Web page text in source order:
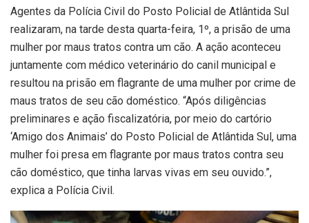
Agentes da Polícia Civil do Posto Policial de Atlântida Sul
realizaram, na tarde desta quarta-feira, 1º, a prisão de uma
mulher por maus tratos contra um cão. A ação aconteceu
juntamente com médico veterinário do canil municipal e
resultou na prisão em flagrante de uma mulher por crime de
maus tratos de seu cão doméstico. “Após diligências
preliminares e ação fiscalizatória, por meio do cartório
‘Amigo dos Animais’ do Posto Policial de Atlântida Sul, uma
mulher foi presa em flagrante por maus tratos contra seu
cão doméstico, que tinha larvas vivas em seu ouvido.”,
explica a Polícia Civil.